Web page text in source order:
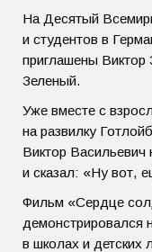
На Десятый
и студентов в
приглашены
Зеленый.
Уже вместе с
на развилку
Виктор
и сказал: «Ну вот,
Фильм «Сердце
демонстрировался
в школах и детских